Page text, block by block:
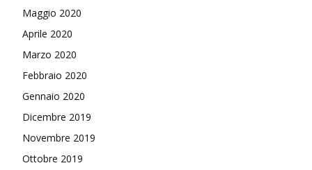
Maggio 2020
Aprile 2020
Marzo 2020
Febbraio 2020
Gennaio 2020
Dicembre 2019
Novembre 2019
Ottobre 2019